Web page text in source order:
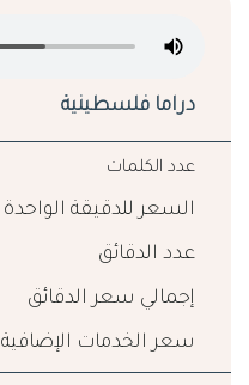
دراما فلسطينية
عدد الكلمات
السعر للدقيقة الواحدة
عدد الدقائق
إجمالي سعر الدقائق
سعر الخدمات الإضافية